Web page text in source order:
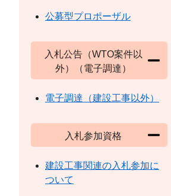
公募型プロポーザル
入札公告（WTO案件以
外）（電子調達）
電子調達（建設工事以外）
入札参加資格
建設工事関連の入札参加に
ついて